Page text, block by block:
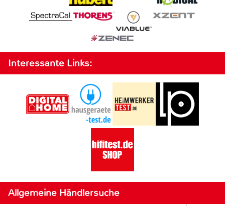
Interessante Links:
Allgemeine Händlersuche